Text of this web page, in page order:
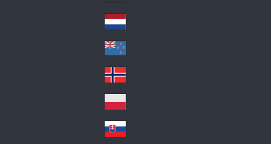
Lat
in
A
me
ric
a
Ne
the
rla
nd
s
Ne
w
Ze
ala
nd
No
rw
ay
Pol
an